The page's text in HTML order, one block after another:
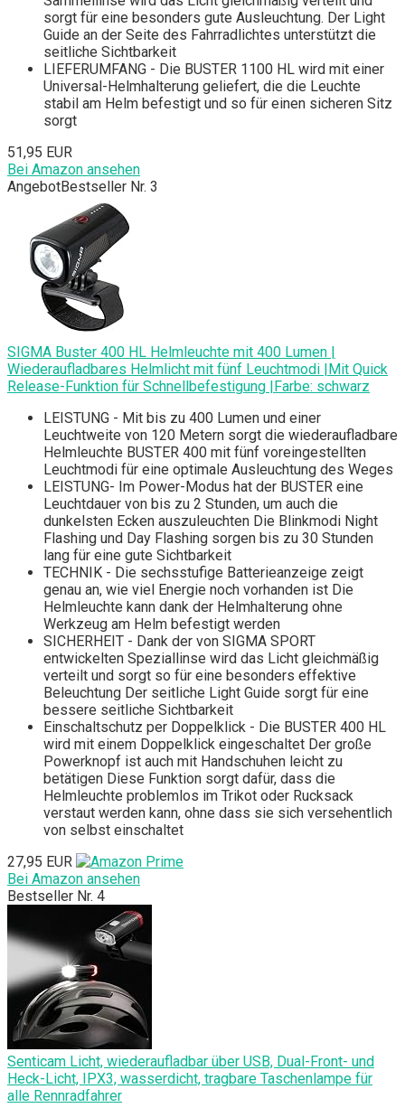
sorgt für eine besonders gute Ausleuchtung. Der Light
Guide an der Seite des Fahrradlichtes unterstützt die
seitliche Sichtbarkeit
LIEFERUMFANG - Die BUSTER 1100 HL wird mit einer
Universal-Helmhalterung geliefert, die die Leuchte
stabil am Helm befestigt und so für einen sicheren Sitz
sorgt
51,95 EUR
Bei Amazon ansehen
AngebotBestseller Nr. 3
SIGMA Buster 400 HL Helmleuchte mit 400 Lumen |
Wiederaufladbares Helmlicht mit fünf Leuchtmodi |Mit Quick
Release-Funktion für Schnellbefestigung |Farbe: schwarz
LEISTUNG - Mit bis zu 400 Lumen und einer
Leuchtweite von 120 Metern sorgt die wiederaufladbare
Helmleuchte BUSTER 400 mit fünf voreingestellten
Leuchtmodi für eine optimale Ausleuchtung des Weges
LEISTUNG- Im Power-Modus hat der BUSTER eine
Leuchtdauer von bis zu 2 Stunden, um auch die
dunkelsten Ecken auszuleuchten Die Blinkmodi Night
Flashing und Day Flashing sorgen bis zu 30 Stunden
lang für eine gute Sichtbarkeit
TECHNIK - Die sechsstufige Batterieanzeige zeigt
genau an, wie viel Energie noch vorhanden ist Die
Helmleuchte kann dank der Helmhalterung ohne
Werkzeug am Helm befestigt werden
SICHERHEIT - Dank der von SIGMA SPORT
entwickelten Speziallinse wird das Licht gleichmäßig
verteilt und sorgt so für eine besonders effektive
Beleuchtung Der seitliche Light Guide sorgt für eine
bessere seitliche Sichtbarkeit
Einschaltschutz per Doppelklick - Die BUSTER 400 HL
wird mit einem Doppelklick eingeschaltet Der große
Powerknopf ist auch mit Handschuhen leicht zu
betätigen Diese Funktion sorgt dafür, dass die
Helmleuchte problemlos im Trikot oder Rucksack
verstaut werden kann, ohne dass sie sich versehentlich
von selbst einschaltet
27,95 EUR
Bei Amazon ansehen
Bestseller Nr. 4
Senticam Licht, wiederaufladbar über USB, Dual-Front- und
Heck-Licht, IPX3, wasserdicht, tragbare Taschenlampe für
alle Rennradfahrer